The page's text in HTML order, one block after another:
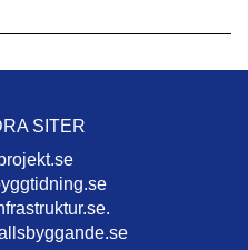
SITER